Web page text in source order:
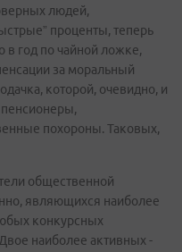
людей,
проценты, теперь
в год по чайной ложке,
за моральный
которой, очевидно, и
похороны. Таковых,
общественной
являющихся наиболее
конкурсных
наиболее активных -